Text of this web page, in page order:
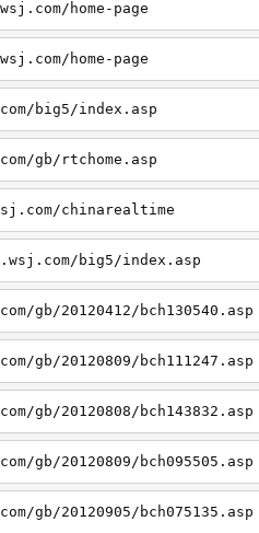
home-page
home-page
big5/index.asp
gb/rtchome.asp
chinarealtime
big5/index.asp
gb/20120412/bch130540.asp
gb/20120809/bch111247.asp
gb/20120808/bch143832.asp
gb/20120809/bch095505.asp
gb/20120905/bch075135.asp